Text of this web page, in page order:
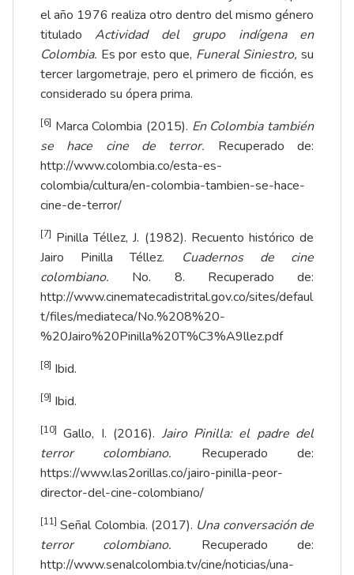
el año 1976 realiza otro dentro del mismo género
tituladoActividad del grupo indígena en
Colombia. Es por esto que, Funeral Siniestro, su
tercer largometraje, pero el primero de ficción, es
considerado su ópera prima.
[6] Marca Colombia (2015). En Colombia también
se hace cine de terror. Recuperado de:
http://www.colombia.co/esta-es-
colombia/cultura/en-colombia-tambien-se-hace-
cine-de-terror/
[7] Pinilla Téllez, J. (1982). Recuento histórico de
Jairo Pinilla Téllez.
Cuadernos de cine
colombiano. No. 8. Recuperado de:
http://www.cinematecadistrital.gov.co/sites/defaul
t/files/mediateca/No.%208%20-
%20Jairo%20Pinilla%20T%C3%A9llez.pdf
[8] Ibid.
[9] Ibid.
[10] Gallo, I. (2016). Jairo Pinilla: el padre del
terror colombiano. Recuperado de:
https://www.las2orillas.co/jairo-pinilla-peor-
director-del-cine-colombiano/
[11] Señal Colombia. (2017). Una conversación de
terror colombiano. Recuperado de:
http://www.senalcolombia.tv/cine/noticias/una-